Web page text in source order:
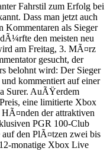
Fahrstil zum Erfolg bei
Dass man jetzt auch
Kommentaren als Sieger
den meisten neu
am Freitag, 3. MÃ¤rz
gesucht, der
belohnt wird: Der Sieger
kommentiert auf einer
Surer. AuÃŸerdem
eine limitierte Xbox
der attraktiven
PGR 100-Club
den PlÃ¤tzen zwei bis
monatige Xbox Live